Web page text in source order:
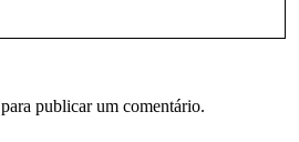
para publicar um comentário.